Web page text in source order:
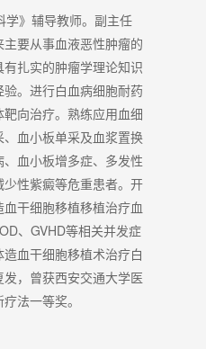
》辅导教师。副主任
要从事血液恶性肿瘤的
扎实的肿瘤学理论知识
。进行白血病细胞耐药
向治疗。熟练应用血细
血小板单采及血浆置换
血小板增多症、多发性
性紫癜等危重患者。开
干细胞移植移植治疗血
、GVHD等相关并发症
血干细胞移植术治疗白
，曾获西安交通大学医
法一等奖。